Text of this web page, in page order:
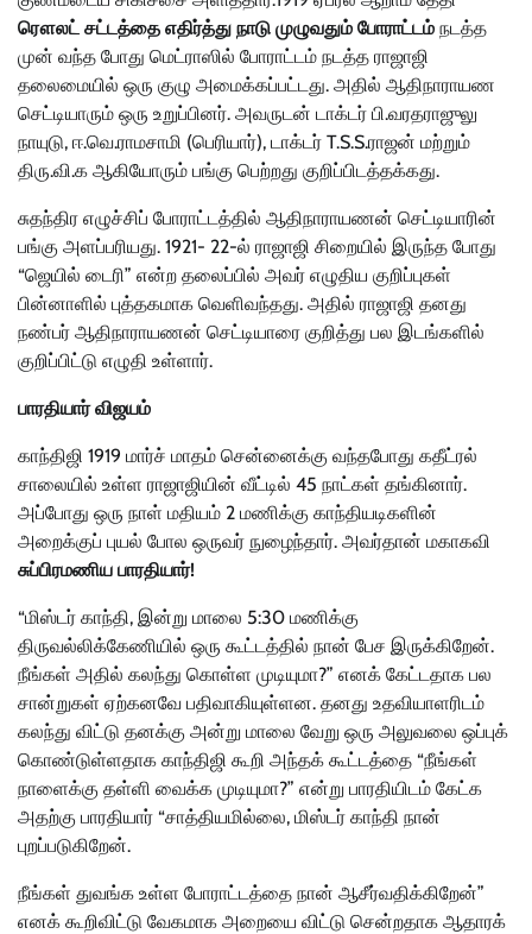
ரௌலட் சட்டத்தை எதிர்த்து நாடு முழுவதும் போராட்டம் நடத்த
முன் வந்த போது மெட்ராஸில் போராட்டம் நடத்த ராஜாஜி
தலைமையில் ஒரு குழு அமைக்கப்பட்டது. அதில் ஆதிநாராயண
செட்டியாரும் ஒரு உறுப்பினர். அவருடன் டாக்டர் பி.வரதராஜுலு
நாயுடு, ஈ.வெ.ராமசாமி (பெரியார்), டாக்டர் T.S.S.ராஜன் மற்றும்
திரு.வி.க ஆகியோரும் பங்கு பெற்றது குறிப்பிடத்தக்கது.
சுதந்திர எழுச்சிப் போராட்டத்தில் ஆதிநாராயணன் செட்டியாரின்
பங்கு அளப்பரியது. 1921- 22-ல் ராஜாஜி சிறையில் இருந்த போது
“ஜெயில் டைரி” என்ற தலைப்பில் அவர் எழுதிய குறிப்புகள்
பின்னாளில் புத்தகமாக வெளிவந்தது. அதில் ராஜாஜி தனது
நண்பர் ஆதிநாராயணன் செட்டியாரை குறித்து பல இடங்களில்
குறிப்பிட்டு எழுதி உள்ளார்.
பாரதியார் விஜயம்
காந்திஜி 1919 மார்ச் மாதம் சென்னைக்கு வந்தபோது கதீட்ரல்
சாலையில் உள்ள ராஜாஜியின் வீட்டில் 45 நாட்கள் தங்கினார்.
அப்போது ஒரு நாள் மதியம் 2 மணிக்கு காந்தியடிகளின்
அறைக்குப் புயல் போல ஒருவர் நுழைந்தார். அவர்தான் மகாகவி
சுப்பிரமணிய பாரதியார்!
“மிஸ்டர் காந்தி, இன்று மாலை 5:30 மணிக்கு
திருவல்லிக்கேணியில் ஒரு கூட்டத்தில் நான் பேச இருக்கிறேன்.
நீங்கள் அதில் கலந்து கொள்ள முடியுமா?” எனக் கேட்டதாக பல
சான்றுகள் ஏற்கனவே பதிவாகியுள்ளன. தனது உதவியாளரிடம்
கலந்து விட்டு தனக்கு அன்று மாலை வேறு ஒரு அலுவலை ஒப்புக்
கொண்டுள்ளதாக காந்திஜி கூறி அந்தக் கூட்டத்தை “நீங்கள்
நாளைக்கு தள்ளி வைக்க முடியுமா?” என்று பாரதியிடம் கேட்க
அதற்கு பாரதியார் “சாத்தியமில்லை, மிஸ்டர் காந்தி நான்
புறப்படுகிறேன்.
நீங்கள் துவங்க உள்ள போராட்டத்தை நான் ஆசீர்வதிக்கிறேன்”
எனக் கூறிவிட்டு வேகமாக அறையை விட்டு சென்றதாக ஆதாரக்